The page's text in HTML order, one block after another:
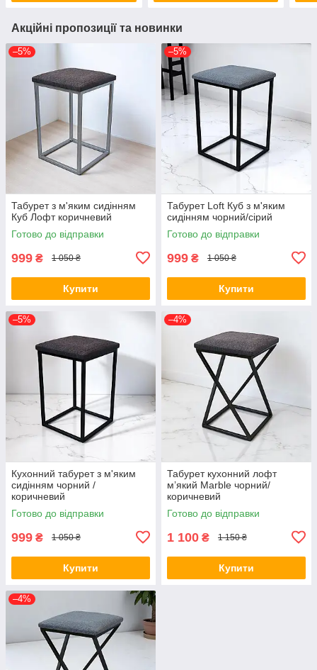
Акційні пропозиції та новинки
–5%
Табурет з м'яким сидінням
Куб Лофт коричневий
Готово до відправки
999 ₴ 1 050 ₴
Купити
–5%
Табурет Loft Куб з м'яким
сидінням чорний/сірий
Готово до відправки
999 ₴ 1 050 ₴
Купити
–5%
Кухонний табурет з м'яким
сидінням чорний /
коричневий
Готово до відправки
999 ₴ 1 050 ₴
Купити
–4%
Табурет кухонний лофт
м’який Marble чорний/
коричневий
Готово до відправки
1 100 ₴ 1 150 ₴
Купити
–4%